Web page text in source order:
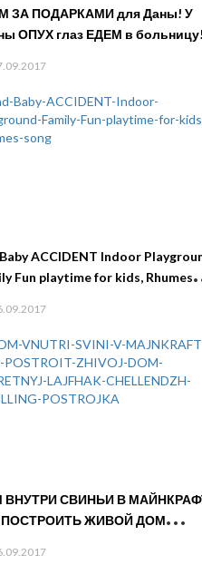
ЗА ПОДАРКАМИ для Даны! У
ОПУХ глаз ЕДЕМ в больницу!
ACCIDENT Indoor
Fun playtime for kids, Rhumes
ВНУТРИ СВИНЬИ В
ПОСТРОИТЬ ЖИВОЙ ДОМ
ЛАЙФХАК ЧЕЛЛЕНДЖ